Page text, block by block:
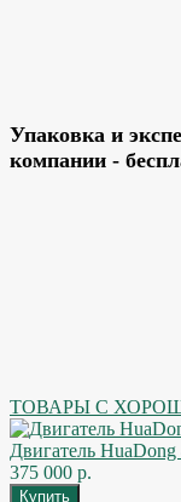
Упаковка и
компании -
ТОВАРЫ С
Двигатель
375 000 р.